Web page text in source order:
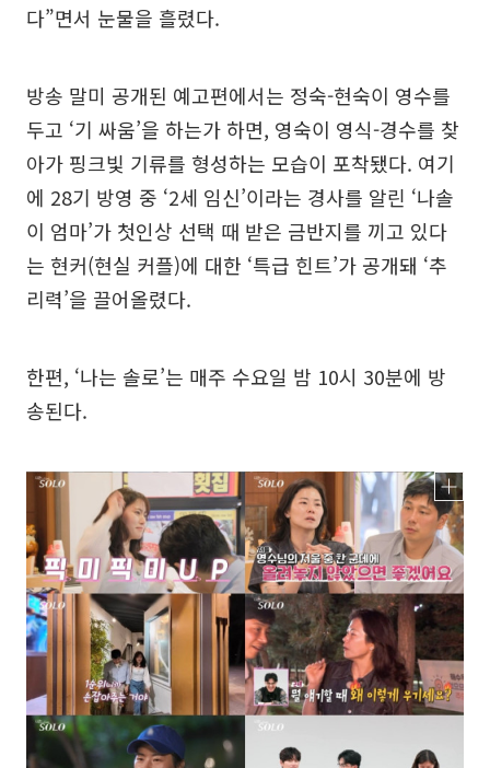
다”면서 눈물을 흘렸다.
방송 말미 공개된 예고편에서는 정숙-현숙이 영수를
두고 ‘기 싸움’을 하는가 하면, 영숙이 영식-경수를 찾
아가 핑크빛 기류를 형성하는 모습이 포착됐다. 여기
에 28기 방영 중 ‘2세 임신’이라는 경사를 알린 ‘나솔
이 엄마’가 첫인상 선택 때 받은 금반지를 끼고 있다
는 현커(현실 커플)에 대한 ‘특급 힌트’가 공개돼 ‘추
리력’을 끌어올렸다.
한편, ‘나는 솔로’는 매주 수요일 밤 10시 30분에 방
송된다.